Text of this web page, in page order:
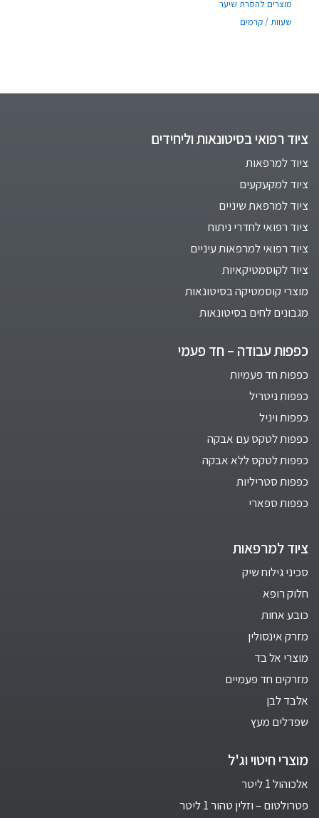
מוצרים להסרת שיער
שעוות / קרמים
ציוד רפואי בסיטונאות וליחידים
ציוד למרפאות
ציוד למקעקעים
ציוד למרפאת שיניים
ציוד רפואי לחדרי ניתוח
ציוד רפואי למרפאות עיניים
ציוד לקוסמטיקאיות
מוצרי קוסמטיקה בסיטונאות
מגבונים לחים בסיטונאות
כפפות עבודה – חד פעמי
כפפות חד פעמיות
כפפות ניטריל
כפפות ויניל
כפפות לטקס עם אבקה
כפפות לטקס ללא אבקה
כפפות סטריליות
כפפות ספארי
ציוד למרפאות
סכיני גילוח שיק
חלוק רופא
כובע אחות
מזרק אינסולין
מוצרי אל בד
מזרקים חד פעמיים
אלבד לבן
שפדלים מעץ
מוצרי חיטוי וג'ל
אלכוהול 1 ליטר
פטרולטום – וזלין טהור 1 ליטר